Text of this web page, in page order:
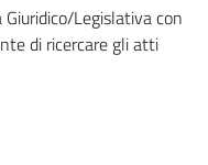
Legislativa con
di ricercare gli atti